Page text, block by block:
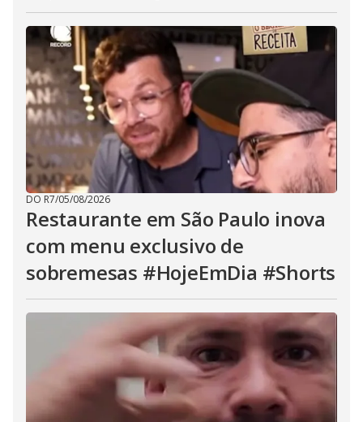
DO R7/05/08/2026
Restaurante em São Paulo inova
com menu exclusivo de
sobremesas #HojeEmDia #Shorts